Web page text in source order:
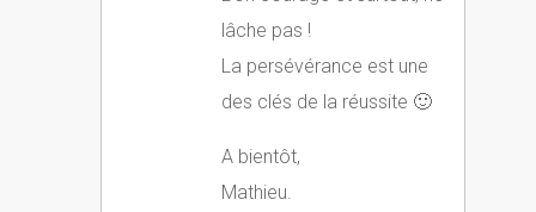
lâche pas !
La persévérance est une
des clés de la réussite 🙂
A bientôt,
Mathieu.